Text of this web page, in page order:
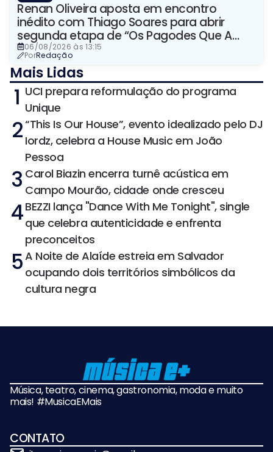
Renan Oliveira aposta em encontro
inédito com Thiago Soares para abrir
segunda etapa de “Os Pagodes Que A
Gente Gosta”
06/08/2026 às 13:15
PorRedação
Mais Lidas
1 UCI prepara reformulação do programa
Unique
2“This Is Our House”, evento idealizado pelo DJ
Iordz, celebra a House Music em João
Pessoa
3 Carol Biazin encerra turnê acústica em
Campo Mourão, cidade onde cresceu
4BEZZI lança "Dance With Me Tonight", single
que celebra autenticidade e enfrenta
preconceitos
5A Noite de Alaíde estreia em Salvador
ocupando dois territórios simbólicos da
cultura negra
Música, teatro, cinema, gastronomia, moda e muito
mais! #MusicaEMais
CONTATO